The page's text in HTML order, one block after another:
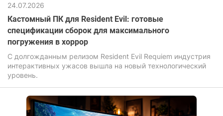
24.07.2026
Кастомный ПК для Resident Evil: готовые
спецификации сборок для максимального
погружения в хоррор
С долгожданным релизом Resident Evil Requiem индустрия
интерактивных ужасов вышла на новый технологический
уровень.